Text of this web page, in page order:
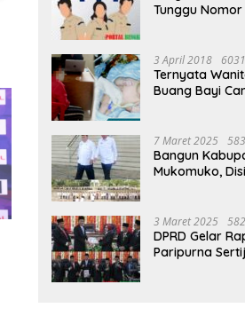
Class Meeting, Guru dan OSIS
SMAN I Mukomuko Saling
Tunggu
3 April 2018
Ternyata
Buang Bayi
7 Maret 2025
Bangun
Mukomuko,
3 Maret 2025
DPRD Gelar
Paripurna